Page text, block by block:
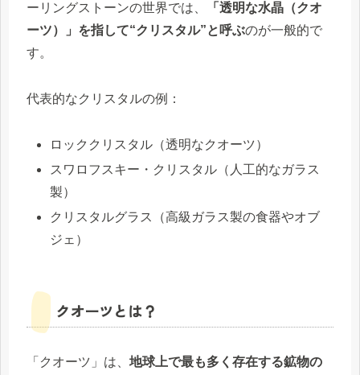
ーリングストーンの世界では、
「透明な水晶（クオ
ーツ）」を指して“クリスタル”と呼ぶのが一般的で
す。
代表的なクリスタルの例：
ロッククリスタル（透明なクオーツ）
スワロフスキー・クリスタル（人工的なガラス
製）
クリスタルグラス（高級ガラス製の食器やオブ
ジェ）
クオーツとは？
「クオーツ」は、 地球上で最も多く存在する鉱物の